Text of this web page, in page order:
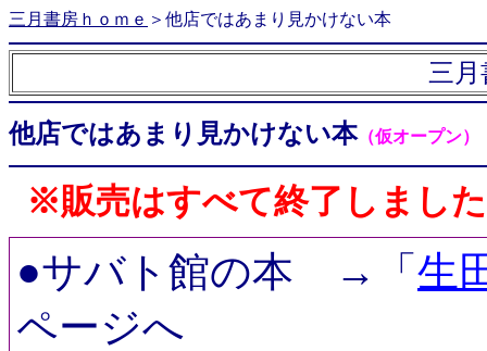
三月書房ｈｏｍｅ ＞ 他店ではあまり見かけない本
三
他店ではあまり見かけない本（仮オープン）
※販売はすべて終了しました
●サバト館の本 →「 生
ページへ